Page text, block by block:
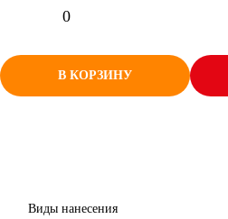
0
В КОРЗИНУ
Виды нанесения